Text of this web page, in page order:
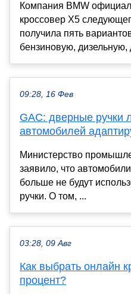
Компания BMW
кроссовер X5
получила пять
бензиновую, дизельную,
09:28, 16 Фев
GAC: дверные ручки
автомобилей
Министерство
заявило, что
больше не будут
ручки. О том, ...
03:28, 09 Авг
Как выбрать онлайн
процент?